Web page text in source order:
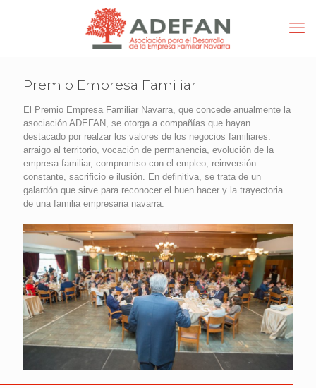
Premio Empresa Familiar
El Premio Empresa Familiar Navarra, que concede anualmente la
asociación ADEFAN, se otorga a compañías que hayan
destacado por realzar los valores de los negocios familiares:
arraigo al territorio, vocación de permanencia, evolución de la
empresa familiar, compromiso con el empleo, reinversión
constante, sacrificio e ilusión. En definitiva, se trata de un
galardón que sirve para reconocer el buen hacer y la trayectoria
de una familia empresaria navarra.